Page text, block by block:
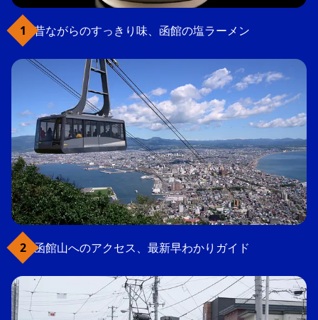
昔ながらのすっきり味、函館の塩ラーメン
函館山へのアクセス、最新早わかりガイド